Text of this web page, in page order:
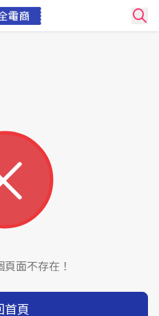
面不存在！
首頁